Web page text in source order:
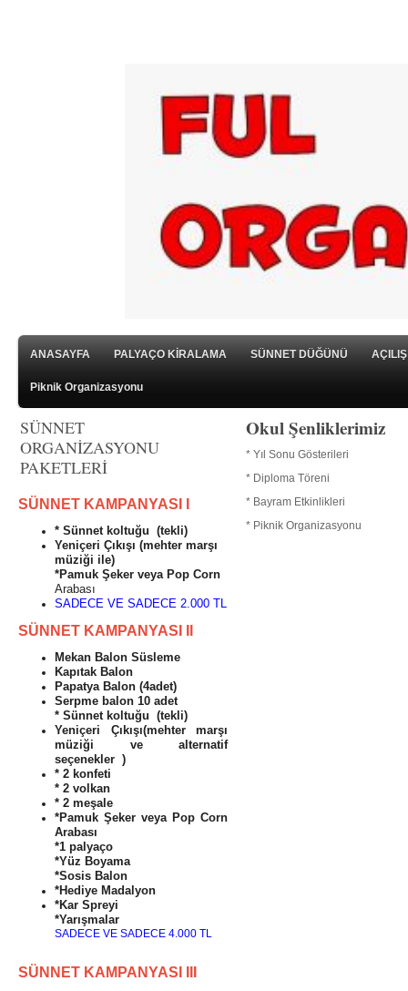
ANASAYFA PALYAÇO KİRALAMA SÜNNET DÜĞÜNÜ
Piknik Organizasyonu
SÜNNET
ORGANİZASYONU
PAKETLERİ
SÜNNET KAMPANYASI I
* Sünnet koltuğu (tekli)
Yeniçeri Çıkışı (mehter marşı
müziği ile)
*Pamuk Şeker veya Pop Corn
Arabası
SADECE VE SADECE 2.000 TL
SÜNNET KAMPANYASI II
Mekan Balon Süsleme
Kapıtak Balon
Papatya Balon (4adet)
Serpme balon 10 adet
* Sünnet koltuğu (tekli)
Yeniçeri Çıkışı(mehter marşı
müziği ve alternatif
seçenekler )
* 2 konfeti
* 2 volkan
* 2 meşale
*Pamuk Şeker veya Pop Corn
Arabası
*1 palyaço
*Yüz Boyama
*Sosis Balon
*Hediye Madalyon
*Kar Spreyi
*Yarışmalar
SADECE VE SADECE 4.000 TL
SÜNNET KAMPANYASI III
Okul Şenliklerimiz
* Yıl Sonu Gösterileri
* Diploma Töreni
* Bayram Etkinlikleri
* Piknik Organizasyonu